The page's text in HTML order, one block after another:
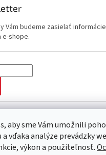
aby sme Vám umožnili
vďaka analýze prevádzky
výkon a použiteľnosť.
Vám budeme zasielať
e-shope.